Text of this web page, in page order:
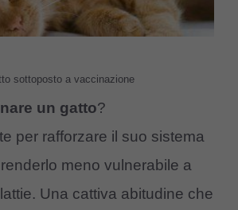
sottoposto a vaccinazione
un gatto?
per rafforzare il suo sistema
meno vulnerabile a
Una cattiva abitudine che